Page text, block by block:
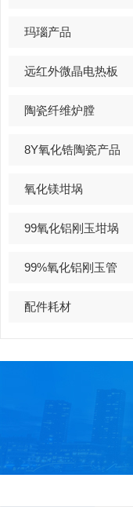
玛瑙产品
远红外微晶电热板
陶瓷纤维炉膛
8Y氧化锆陶瓷产品
氧化镁坩埚
99氧化铝刚玉坩埚
99%氧化铝刚玉管
配件耗材